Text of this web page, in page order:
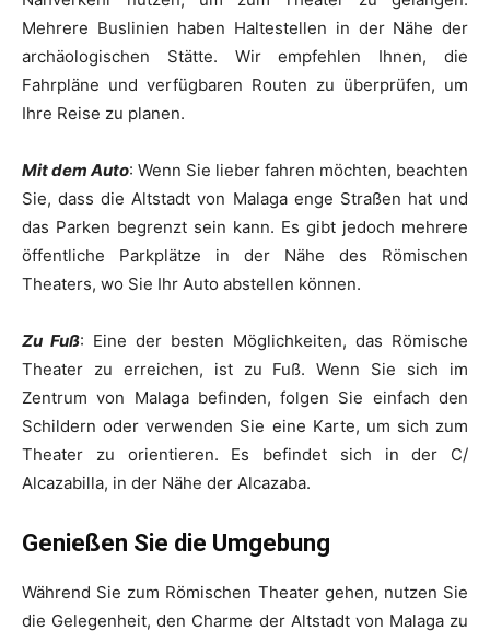
Mehrere Buslinien haben Haltestellen in der Nähe der
archäologischen Stätte. Wir empfehlen Ihnen, die
Fahrpläne und verfügbaren Routen zu überprüfen, um
Ihre Reise zu planen.
Mit dem Auto: Wenn Sie lieber fahren möchten, beachten
Sie, dass die Altstadt von Malaga enge Straßen hat und
das Parken begrenzt sein kann. Es gibt jedoch mehrere
öffentliche Parkplätze in der Nähe des Römischen
Theaters, wo Sie Ihr Auto abstellen können.
Zu Fuß: Eine der besten Möglichkeiten, das Römische
Theater zu erreichen, ist zu Fuß. Wenn Sie sich im
Zentrum von Malaga befinden, folgen Sie einfach den
Schildern oder verwenden Sie eine Karte, um sich zum
Theater zu orientieren. Es befindet sich in der C/
Alcazabilla, in der Nähe der Alcazaba.
Genießen Sie die Umgebung
Während Sie zum Römischen Theater gehen, nutzen Sie
die Gelegenheit, den Charme der Altstadt von Malaga zu